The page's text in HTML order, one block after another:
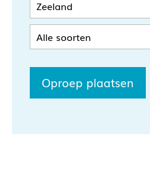
Oproep plaatsen